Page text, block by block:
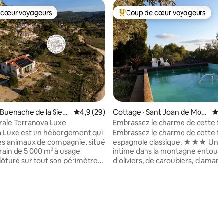
cœur voyageurs
voyageurs
de la Sierr
Note moyenne de 4,9 sur 5, 29
4,9 (29)
Terranova Luxe
Luxe est un hébergement qui
animaux de compagnie, situé
de 5 000 m² à usage
sur tout son périmètre
Coup de cœur voyageurs
Coup de cœur voyageurs
Cottage · Sant Joan de Mor
ó
Embrassez le charme de cette
espagnole classique
Embrassez le charme de cette
espagnole classique. ★★★ Un
intime dans la montagne
d'oliviers, de caroubiers,